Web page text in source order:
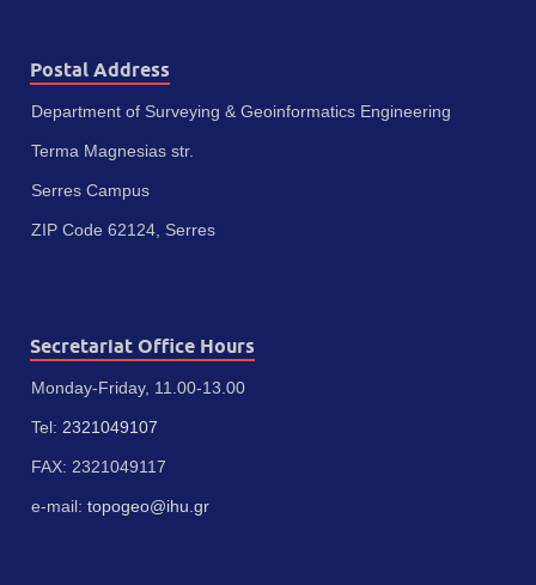
Postal Address
Department of Surveying & Geoinformatics Engineering
Terma Magnesias str.
Serres Campus
ZIP Code 62124, Serres
Secretariat Office Hours
Monday-Friday, 11.00-13.00
Tel: 2321049107
FAX: 2321049117
e-mail: topogeo@ihu.gr